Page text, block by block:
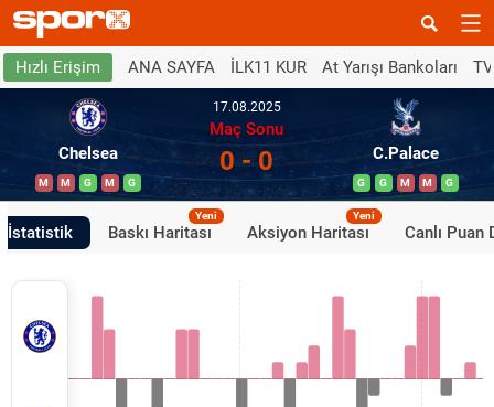
Hızlı Erişim ANA SAYFA İLK11 KUR At Yarışı Bankoları
Chelsea
M M G M G
17.08.2025
Maç Sonu
0 - 0 C.Palace
G G M M G
İstatistik Baskı Haritası
Yeni
Aksiyon Haritası
Yeni
Canlı Puan